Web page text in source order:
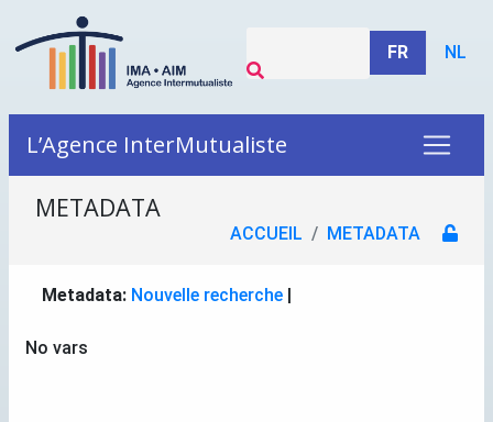
FR NL
L’Agence InterMutualiste
METADATA
ACCUEIL METADATA
Metadata: Nouvelle recherche |
No vars